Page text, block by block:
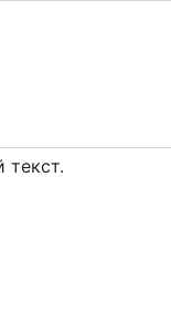
текст.